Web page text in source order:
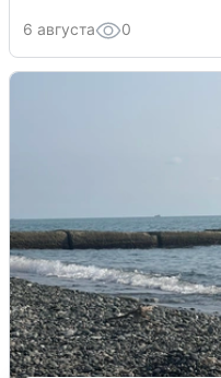
6 августа 0